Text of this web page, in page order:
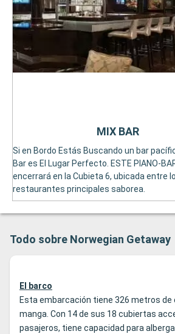
Si en Bordo Estás Buscando un bar
Bar es El Lugar Perfecto. ESTE PIANO-
encerrará en la Cubieta 6, ubicada entre
restaurantes principales saborea.
MIX BAR
Todo sobre Norwegian Getaway
El barco
Esta embarcación tiene 326 metros de
manga. Con 14 de sus 18 cubiertas
pasajeros, tiene capacidad para